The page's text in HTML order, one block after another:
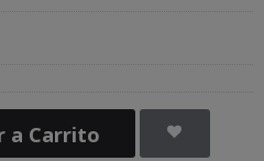
a Carrito